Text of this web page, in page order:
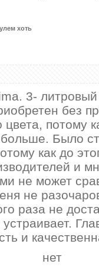
хоть
3-
без
потому
Было
как до
и
не может
не
раза не
и
нет